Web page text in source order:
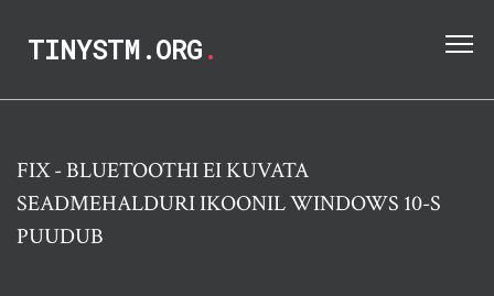
TINYSTM.ORG.
FIX - BLUETOOTHI ​​EI KUVATA
SEADMEHALDURI IKOONIL WINDOWS 10-S
PUUDUB